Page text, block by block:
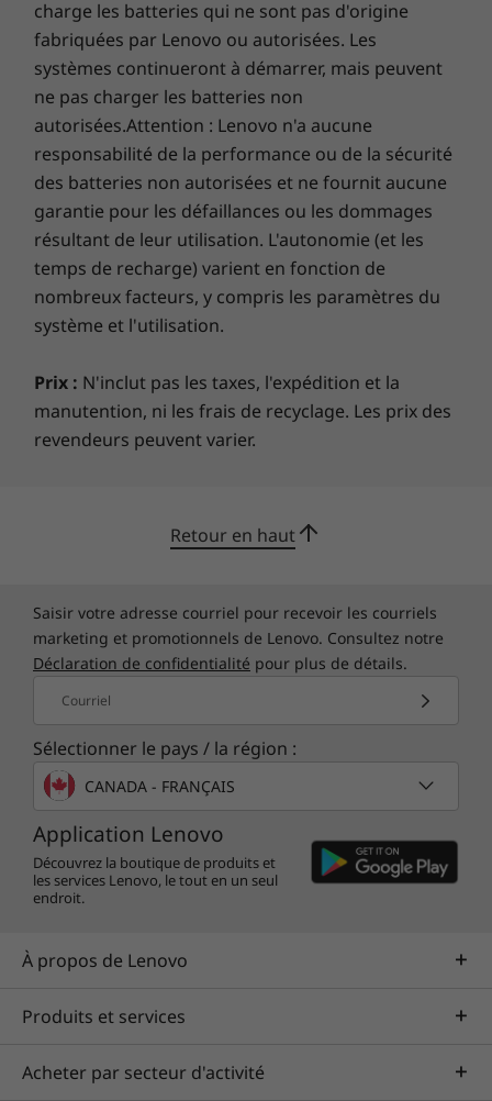
Présenté avec un couvercle supérieur en fibre de carbone en option,
disponible sur les écrans 4K
intégrée de solutions de sécurité. Le lecteur
d’empreinte digitale sur la puce chiffre vos
données biométriques sur le système. De
même, avec le module de plateforme sécurisée
discret (dTPM), vos informations critiques
restent chiffrées, ce qui diminue
considérablement toute possibilité de
piratage. De plus, avec la plateforme Intel
vPro® en option conçue pour les entreprises,
vous avez l’assurance que vous obtenez tout ce
dont vous avez besoin pour être productif,
plus sécurisé et économique, 24 heures sur 24
et 7 jours sur 7.
Trouvez plus de temps dans
votre journée
Profitez de fonctionnalités qui permettent de
gagner du temps et améliorez votre
productivité. L’ordinateur portable ThinkPad X1
Extreme Gen 3 offre une veille moderne, qui
seconde et de se connecter à Internet une
bouton, vous pouvez facilement répondre,
conférence en utilisant les touches de fonction
Station d’accueil prise en charge
Station d'accueil ThinkPad Thunderbolt™ 3
Ce qui est dans la boîte
Adaptateur CA ThinkPad X1 Extreme 3
e génération
Batterie interne de 80 Wh
Guide de démarrage rapide
Plus d'informations
Liste complète des spécifications pour les numéros de
pièces commençant par 20TK disponible ici
*Toutes les spécifications ne sont pas disponibles sur
charge les batteries qui ne sont pas d'origine
fabriquées par Lenovo ou autorisées. Les
systèmes continueront à démarrer, mais peuvent
ne pas charger les batteries non
autorisées.Attention : Lenovo n'a aucune
responsabilité de la performance ou de la sécurité
des batteries non autorisées et ne fournit aucune
garantie pour les défaillances ou les dommages
résultant de leur utilisation. L'autonomie (et les
temps de recharge) varient en fonction de
nombreux facteurs, y compris les paramètres du
système et l'utilisation.
Prix : N'inclut pas les taxes, l'expédition et la
manutention, ni les frais de recyclage. Les prix des
revendeurs peuvent varier.
Retour en haut
Saisir votre adresse courriel pour recevoir les courriels
marketing et promotionnels de Lenovo. Consultez notre
Déclaration de confidentialité pour plus de détails.
Courriel
Sélectionner le pays / la région :
CANADA - FRANÇAIS
Application Lenovo
Découvrez la boutique de produits et
les services Lenovo, le tout en un seul
endroit.
À propos de Lenovo
Produits et services
Acheter par secteur d'activité